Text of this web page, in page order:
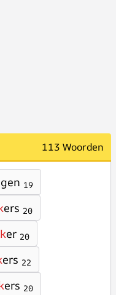
113 Woorden
19
ers 20
er 20
ers 22
ers 20